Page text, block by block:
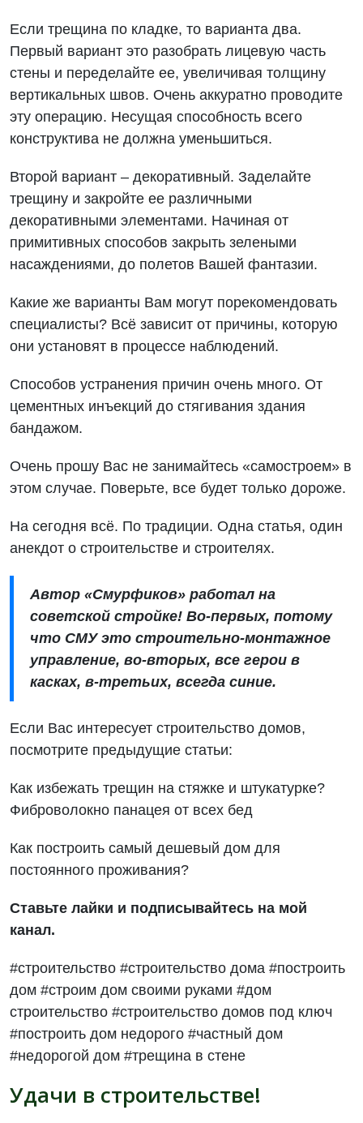
Если трещина по кладке, то варианта два.
Первый вариант это разобрать лицевую часть
стены и переделайте ее, увеличивая толщину
вертикальных швов. Очень аккуратно проводите
эту операцию. Несущая способность всего
конструктива не должна уменьшиться.
Второй вариант – декоративный. Заделайте
трещину и закройте ее различными
декоративными элементами. Начиная от
примитивных способов закрыть зелеными
насаждениями, до полетов Вашей фантазии.
Какие же варианты Вам могут порекомендовать
специалисты? Всё зависит от причины, которую
они установят в процессе наблюдений.
Способов устранения причин очень много. От
цементных инъекций до стягивания здания
бандажом.
Очень прошу Вас не занимайтесь «самостроем» в
этом случае. Поверьте, все будет только дороже.
На сегодня всё. По традиции. Одна статья, один
анекдот о строительстве и строителях.
Автор «Смурфиков» работал на
советской стройке! Во-первых, потому
что СМУ это строительно-монтажное
управление, во-вторых, все герои в
касках, в-третьих, всегда синие.
Если Вас интересует строительство домов,
посмотрите предыдущие статьи:
Как избежать трещин на стяжке и штукатурке?
Фиброволокно панацея от всех бед
Как построить самый дешевый дом для
постоянного проживания?
Ставьте лайки и подписывайтесь на мой
канал.
#строительство #строительство дома #построить
дом #строим дом своими руками #дом
строительство #строительство домов под ключ
#построить дом недорого #частный дом
#недорогой дом #трещина в стене
Удачи в строительстве!